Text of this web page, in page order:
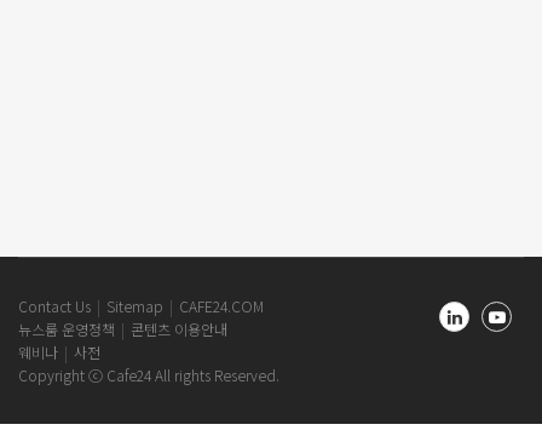
Cafe24
Newsroom
Footer
Contact Us Sitemap
CAFE24.COM
뉴스룸 운영정책
콘텐츠 이용안내
웨비나
사전
Copyright ⓒ Cafe24 All rights Reserved.